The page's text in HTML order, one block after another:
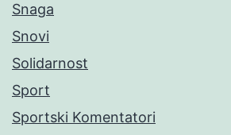
Snaga
Snovi
Solidarnost
Sport
Sportski Komentatori